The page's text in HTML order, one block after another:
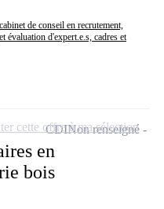
de conseil en recrutement,
évaluation d'expert.e.s, cadres et
en
bois
CDINon renseigné
cette offre à ma sélection